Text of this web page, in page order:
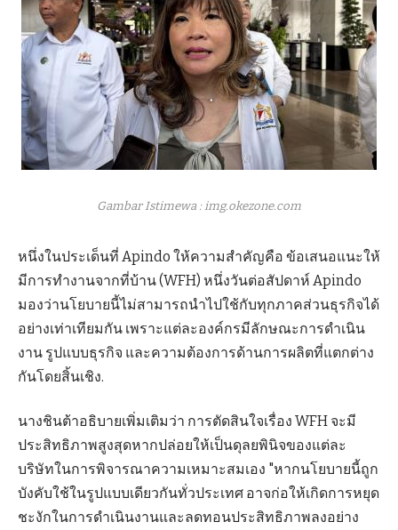
Gambar Istimewa : img.okezone.com
หนึ่งในประเด็นที่ Apindo ให้ความสำคัญคือ ข้อเสนอแนะให้
มีการทำงานจากที่บ้าน (WFH) หนึ่งวันต่อสัปดาห์ Apindo
มองว่านโยบายนี้ไม่สามารถนำไปใช้กับทุกภาคส่วนธุรกิจได้
อย่างเท่าเทียมกัน เพราะแต่ละองค์กรมีลักษณะการดำเนิน
งาน รูปแบบธุรกิจ และความต้องการด้านการผลิตที่แตกต่าง
กันโดยสิ้นเชิง.
นางชินต้าอธิบายเพิ่มเติมว่า การตัดสินใจเรื่อง WFH จะมี
ประสิทธิภาพสูงสุดหากปล่อยให้เป็นดุลยพินิจของแต่ละ
บริษัทในการพิจารณาความเหมาะสมเอง "หากนโยบายนี้ถูก
บังคับใช้ในรูปแบบเดียวกันทั่วประเทศ อาจก่อให้เกิดการหยุด
ชะงักในการดำเนินงานและลดทอนประสิทธิภาพลงอย่าง